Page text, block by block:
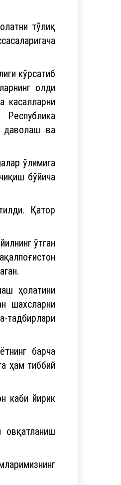
тўлиқ
кўрсатиб
олди
касалларни
даволаш ва
ўлимига
бўйича
Қатор
ўтган
ҳолатини
шахсларни
тадбирлари
барча
ҳам тиббий
каби йирик